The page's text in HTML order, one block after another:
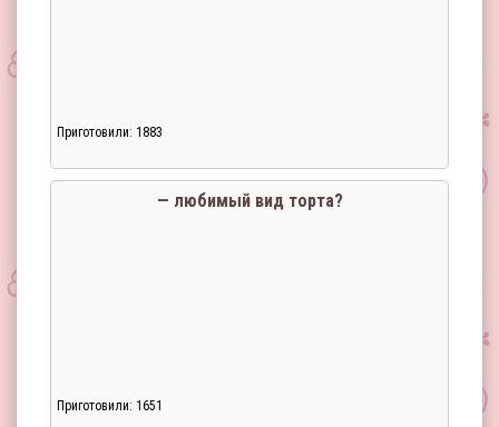
Приготовили: 1883
— любимый вид торта?
Приготовили: 1651